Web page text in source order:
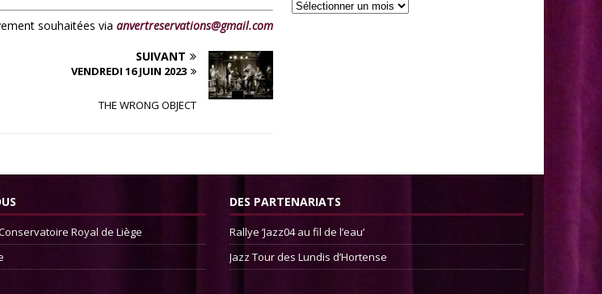
souhaitées via anvertreservations@gmail.com
SUIVANT
VENDREDI 16 JUIN 2023
THE WRONG OBJECT
Royal de Liège
DES PARTENARIATS
Rallye ‘Jazz04 au fil de l’eau’
Jazz Tour des Lundis d’Hortense